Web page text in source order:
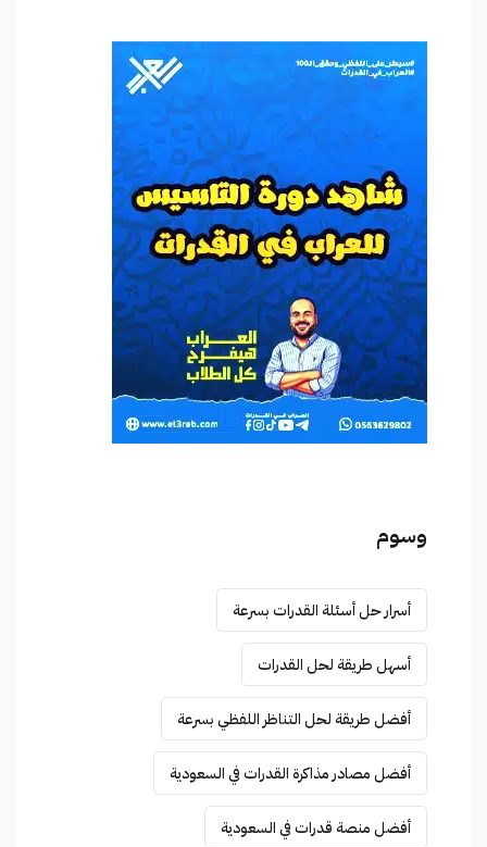
وسوم
أسرار حل أسئلة القدرات بسرعة
أسهل طريقة لحل القدرات
أفضل طريقة لحل التناظر اللفظي بسرعة
أفضل مصادر مذاكرة القدرات في السعودية
أفضل منصة قدرات في السعودية